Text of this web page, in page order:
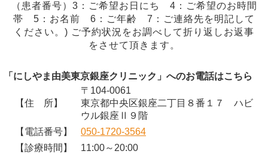
（患者番号）3：ご希望お日にち 4：ご希望のお時間
帯 5：お名前 6：ご年齢 7：ご連絡先を明記して
ください。) ご予約状況をお調べして折り返しお返事
をさせて頂きます。
「にしやま由美東京銀座クリニック」へのお電話はこちら
【住 所】
〒104-0061
東京都中央区銀座二丁目８番１７ ハビ
ウル銀座Ⅱ９階
【電話番号】
050-1720-3564
【診療時間】
11:00～20:00